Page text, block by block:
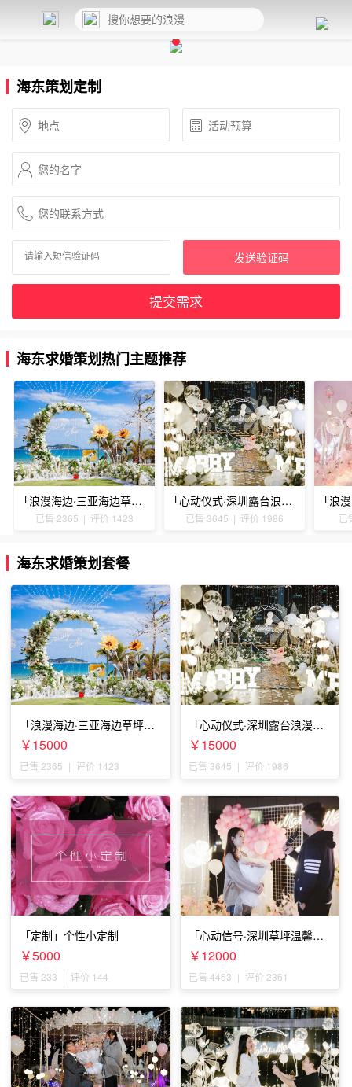
海东策划定制
发送验证码
提交需求
海东求婚策划热门主题推荐
「浪漫海边·三亚海边草坪浪漫求婚」
已售 2365 | 评价 1423
「心动仪式·深圳露台浪漫求婚」
已售 3645 | 评价 1986 已
海东求婚策划套餐
「浪漫海边·三亚海边草坪浪
漫求婚」
￥15000
已售 2365 | 评价 1423
「心动仪式·深圳露台浪漫求
婚」
￥15000
已售 3645 | 评价 1986
「定制」个性小定制
￥5000
已售 233 | 评价 144
「心动信号·深圳草坪温馨求
婚」
￥12000
已售 4463 | 评价 2361